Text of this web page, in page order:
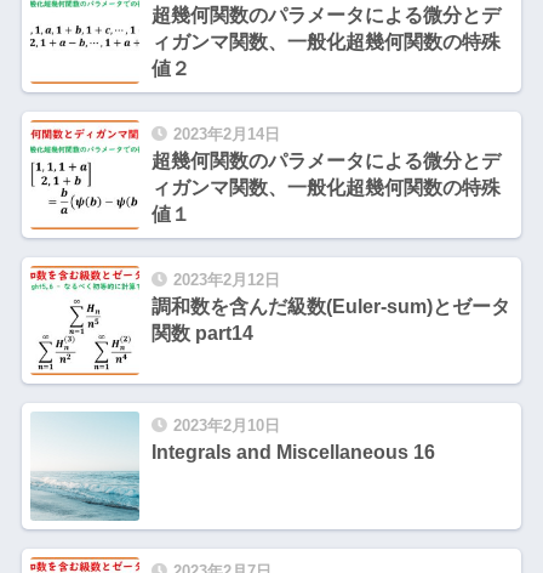
超幾何関数のパラメータによる微分とデ
ィガンマ関数、一般化超幾何関数の特殊
値２
2023年2月14日
超幾何関数のパラメータによる微分とデ
ィガンマ関数、一般化超幾何関数の特殊
値１
2023年2月12日
調和数を含んだ級数(Euler-sum)とゼータ
関数 part14
2023年2月10日
Integrals and Miscellaneous 16